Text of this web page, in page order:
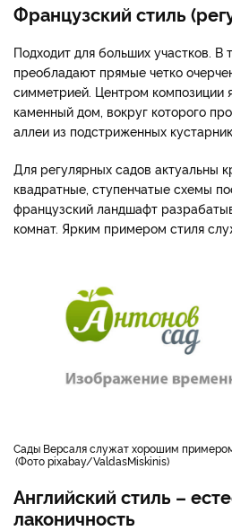
Французский стиль
Подходит для больших участков. В
преобладают прямые четко
симметрией. Центром композиции
каменный дом, вокруг которого
аллеи из подстриженных
Для регулярных садов актуальны
квадратные, ступенчатые схемы
французский ландшафт
комнат. Ярким примером стиля
сады Версаля служат хорошим
Фото pixabay/ValdasMiskinis
Английский стиль –
лаконичность